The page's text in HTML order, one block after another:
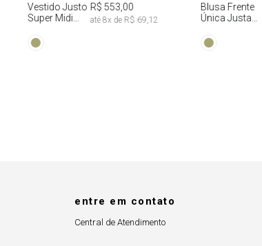
Vestido Justo
Super Midi
Tie Dye
R$ 553,00
até 8x de R$ 69,12
Blusa Frente
Única Justa
entre em contato
Central de Atendimento